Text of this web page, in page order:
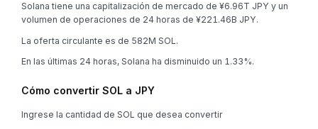
Solana tiene una capitalización de mercado de ¥6.96T JPY y un
volumen de operaciones de 24 horas de ¥221.46B JPY.
La oferta circulante es de 582M SOL.
En las últimas 24 horas, Solana ha disminuido un 1.33%.
Cómo convertir SOL a JPY
Ingrese la cantidad de SOL que desea convertir